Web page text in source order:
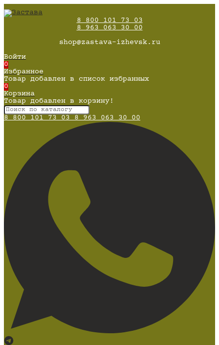
8 800 101 73 03
8 963 063 30 00
shop@zastava-izhevsk.ru
Войти
0
Избранное
Товар добавлен в список избранных
0
Корзина
Товар добавлен в корзину!
8 800 101 73 03 8 963 063 30 00